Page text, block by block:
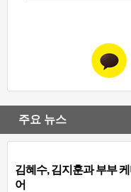
주요 뉴스
김혜수, 김지훈과 부부 케
어